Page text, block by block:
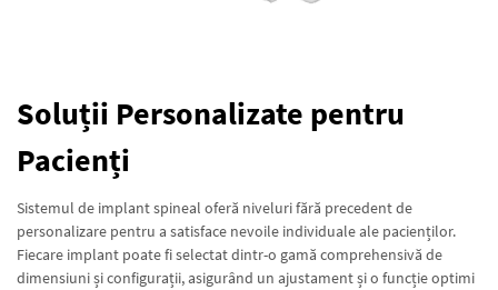
Soluții Personalizate pentru
Pacienți
Sistemul de implant spineal oferă niveluri fără precedent de
personalizare pentru a satisface nevoile individuale ale pacienților.
Fiecare implant poate fi selectat dintr-o gamă comprehensivă de
dimensiuni și configurații, asigurând un ajustament și o funcție optimi